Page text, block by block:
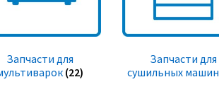
Запчасти для
(22)
Запчасти для
сушильных машин